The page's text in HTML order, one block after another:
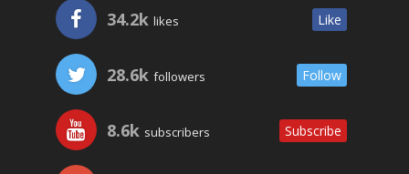
34.2k likes Like
28.6k followers Follow
8.6k subscribers Subscribe